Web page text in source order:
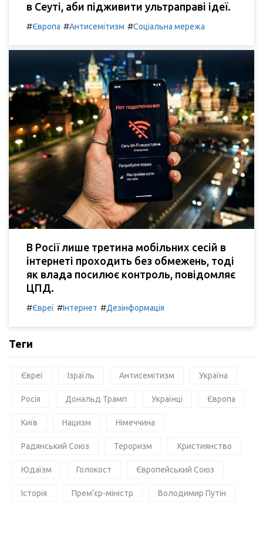
в Сеуті, аби підживити ультраправі ідеї.
#Європа #Антисемітизм #Соціальна мережа
В Росії лише третина мобільних сесій в
інтернеті проходить без обмежень, тоді
як влада посилює контроль, повідомляє
ЦПД.
#Євреї #Інтернет #Дезінформація
Теги
Євреї Ізраїль Антисемітизм Україна
Росія Дональд Трамп Українці Європа
Київ Нацизм Німеччина
Радянський Союз Тероризм Християнство
Юдаїзм Голокост Європейський Союз
Історія Прем'єр-міністр Володимир Путін